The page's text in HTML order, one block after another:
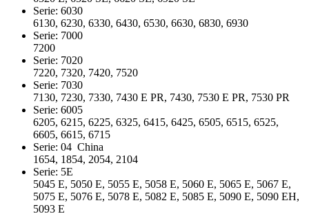
Serie: 6030
6130, 6230, 6330, 6430, 6530, 6630, 6830, 6930
Serie: 7000
7200
Serie: 7020
7220, 7320, 7420, 7520
Serie: 7030
7130, 7230, 7330, 7430 E PR, 7430, 7530 E PR, 7530 PR
Serie: 6005
6205, 6215, 6225, 6325, 6415, 6425, 6505, 6515, 6525,
6605, 6615, 6715
Serie: 04 China
1654, 1854, 2054, 2104
Serie: 5E
5045 E, 5050 E, 5055 E, 5058 E, 5060 E, 5065 E, 5067 E,
5075 E, 5076 E, 5078 E, 5082 E, 5085 E, 5090 E, 5090 EH,
5093 E